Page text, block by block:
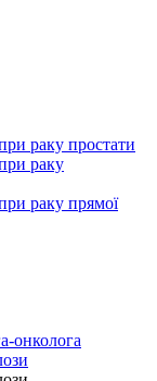
раку простати
раку
раку прямої
онколога